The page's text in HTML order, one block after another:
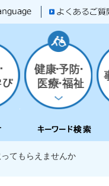
てもらえませんか